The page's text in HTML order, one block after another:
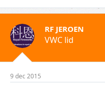
RF JEROEN
VWC lid
9 dec 2015